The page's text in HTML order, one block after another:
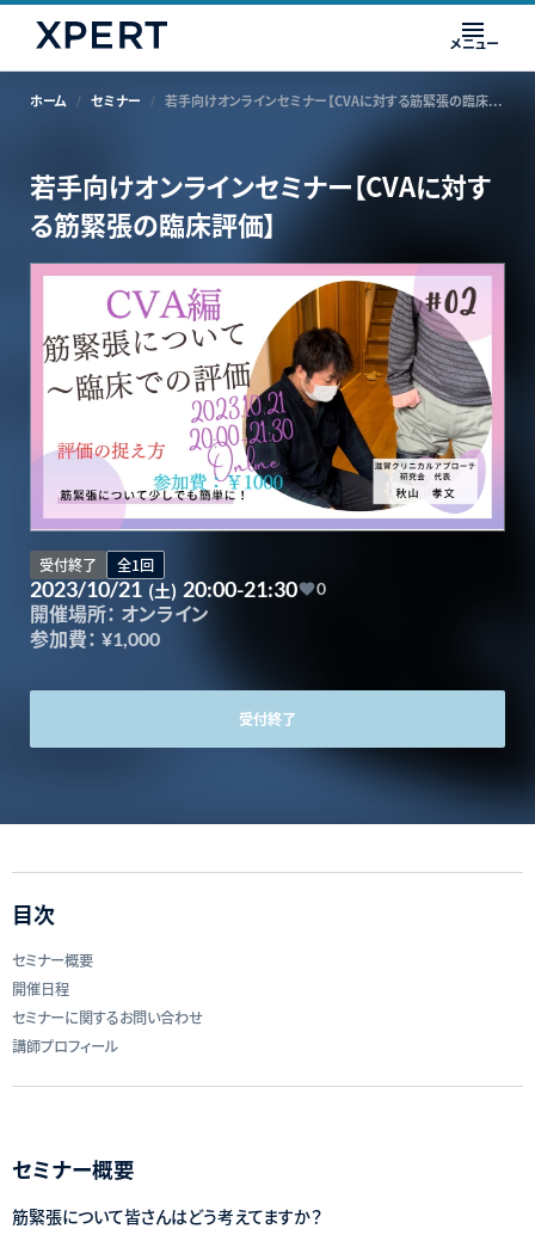
メニュー
ホーム セミナー 若手向けオンラインセミナー【CVAに対する筋緊張の臨床評価】
若手向けオンラインセミナー【CVAに対す
る筋緊張の臨床評価】
受付終了 全1回
2023/10/21 (土) 20:00-21:30 0
開催場所： オンライン
参加費： ¥1,000
受付終了
目次
セミナー概要
開催日程
セミナーに関するお問い合わせ
講師プロフィール
セミナー概要
筋緊張について皆さんはどう考えてますか？